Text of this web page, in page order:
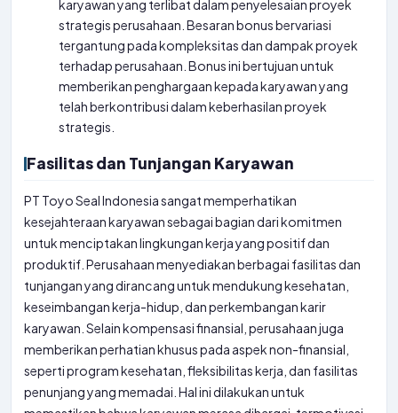
karyawan yang terlibat dalam penyelesaian proyek
strategis perusahaan. Besaran bonus bervariasi
tergantung pada kompleksitas dan dampak proyek
terhadap perusahaan. Bonus ini bertujuan untuk
memberikan penghargaan kepada karyawan yang
telah berkontribusi dalam keberhasilan proyek
strategis.
Fasilitas dan Tunjangan Karyawan
PT Toyo Seal Indonesia sangat memperhatikan
kesejahteraan karyawan sebagai bagian dari komitmen
untuk menciptakan lingkungan kerja yang positif dan
produktif. Perusahaan menyediakan berbagai fasilitas dan
tunjangan yang dirancang untuk mendukung kesehatan,
keseimbangan kerja-hidup, dan perkembangan karir
karyawan. Selain kompensasi finansial, perusahaan juga
memberikan perhatian khusus pada aspek non-finansial,
seperti program kesehatan, fleksibilitas kerja, dan fasilitas
penunjang yang memadai. Hal ini dilakukan untuk